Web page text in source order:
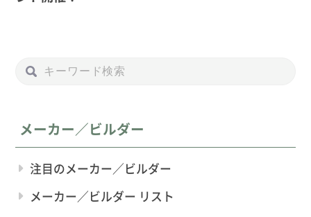
メーカー／ビルダー
注目のメーカー／ビルダー
メーカー／ビルダー リスト